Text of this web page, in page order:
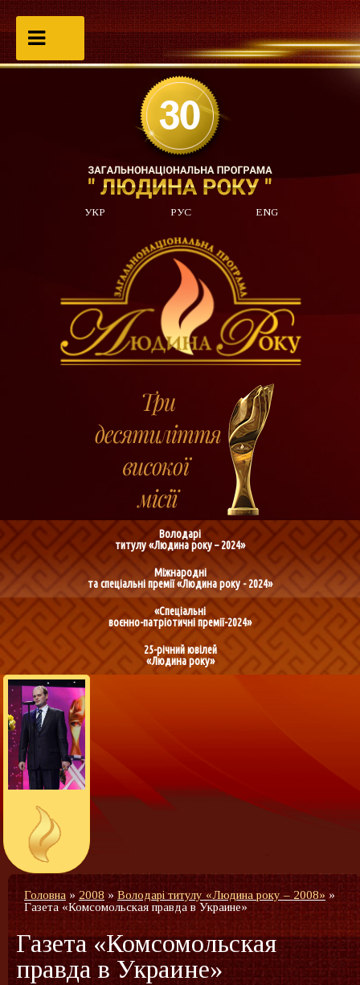
УКР РУС ENG
Володарі
титулу «Людина року – 2024»
Міжнародні
та спеціальні премії «Людина року - 2024»
«Спеціальні
воєнно-патріотичні премії-2024»
25-річний ювілей
«Людина року»
Головна»2008»Володарі титулу «Людина року – 2008» »
Газета «Комсомольская правда в Украине»
Газета «Комсомольская
правда в Украине»